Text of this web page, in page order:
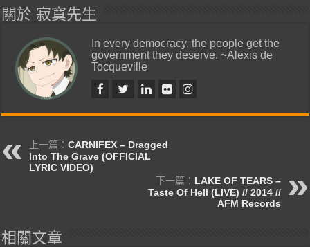
關於 寂寞先生
In every democracy, the people get the
government they deserve. ~Alexis de
Tocqueville
上一篇：CARNIFEX – Dragged
Into The Grave (OFFICIAL
LYRIC VIDEO)
下一篇： LAKE OF TEARS –
Taste Of Hell (LIVE) // 2014 //
AFM Records
相關文章